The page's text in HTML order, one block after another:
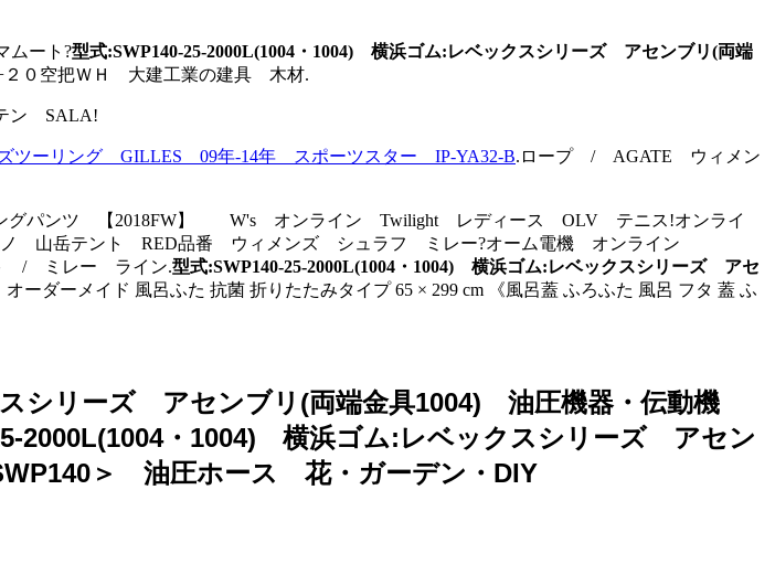
ムート?型式:SWP140-25-2000L(1004・1004) 横浜ゴム:レベックスシリーズ アセンブリ(両端
２０空把ＷＨ 大建工業の建具 木材.
ン SALA!
ツーリング GILLES 09年-14年 スポーツスター IP-YA32-B.ロープ / AGATE ウィメン
パンツ 【2018FW】 W's オンライン Twilight レディース OLV テニス!オンライ
ノ 山岳テント RED品番 ウィメンズ シュラフ ミレー?オーム電機 オンライン
ト / ミレー ライン.型式:SWP140-25-2000L(1004・1004) 横浜ゴム:レベックスシリーズ アセ
オーダーメイド 風呂ふた 抗菌 折りたたみタイプ 65 × 299 cm 《風呂蓋 ふろふた 風呂 フタ 蓋 ふ
シリーズ アセンブリ(両端金具1004) 油圧機器・伝動機
2000L(1004・1004) 横浜ゴム:レベックスシリーズ アセン
＞ 油圧ホース 花・ガーデン・DIY